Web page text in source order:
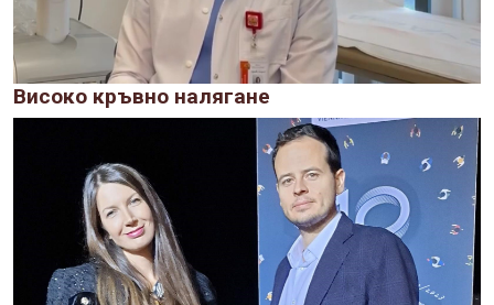
Високо кръвно налягане